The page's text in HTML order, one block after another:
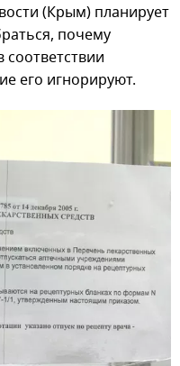
(Крым) планирует
почему
соответствии
его игнорируют.